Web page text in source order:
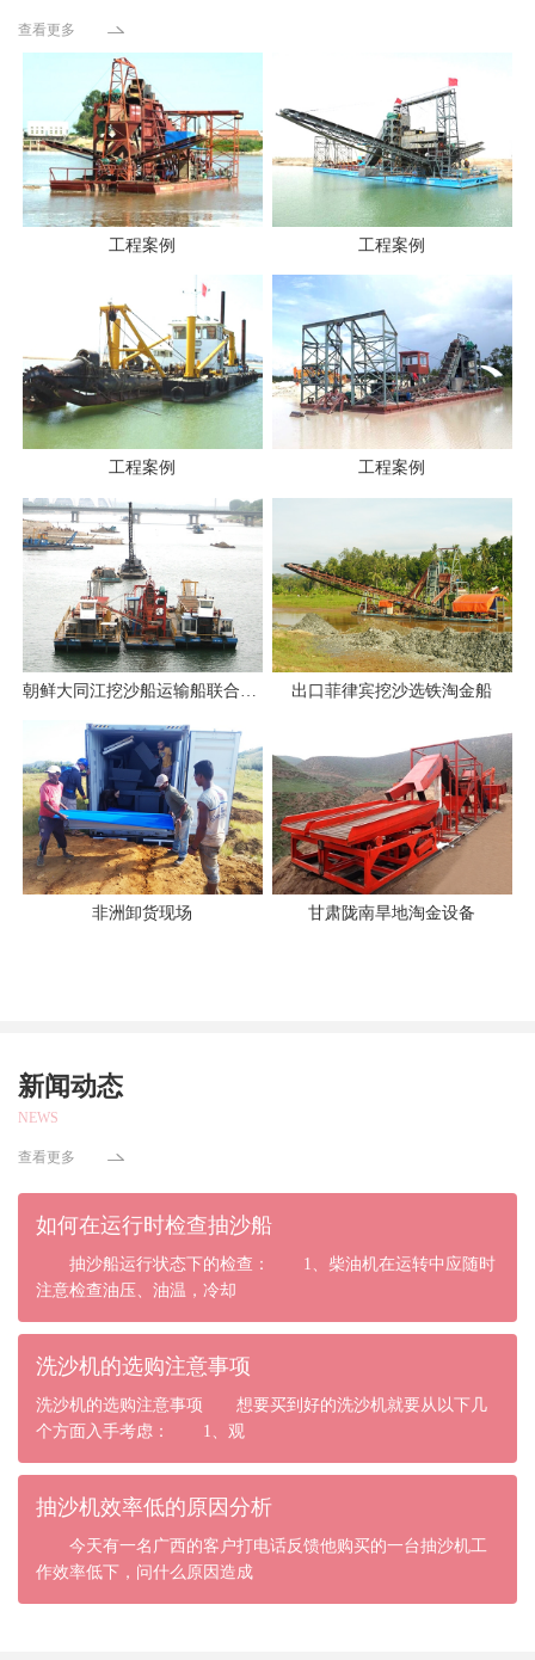
查看更多
工程案例 工程案例
工程案例 工程案例
出口菲律宾挖沙选铁淘金船
非洲卸货现场 甘肃陇南旱地淘金设备
新闻动态
NEWS
查看更多
如何在运行时检查抽沙船
抽沙船运行状态下的检查： 1、柴油机在运转中应随时
注意检查油压、油温，冷却
洗沙机的选购注意事项
洗沙机的选购注意事项 想要买到好的洗沙机就要从以下几
个方面入手考虑： 1、观
抽沙机效率低的原因分析
今天有一名广西的客户打电话反馈他购买的一台抽沙机工
作效率低下，问什么原因造成